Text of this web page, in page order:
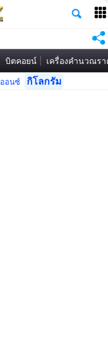
บิตคอยน์ เครื่องคำนวณร
ออนซ์ กิโลกรัม